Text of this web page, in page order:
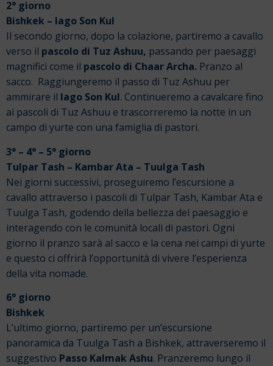
2° giorno
Bishkek – lago Son Kul
Il secondo giorno, dopo la colazione, partiremo a cavallo
verso il pascolo di Tuz Ashuu, passando per paesaggi
magnifici come il pascolo di Chaar Archa. Pranzo al
sacco. Raggiungeremo il passo di Tuz Ashuu per
ammirare il lago Son Kul. Continueremo a cavalcare fino
ai pascoli di Tuz Ashuu e trascorreremo la notte in un
campo di yurte con una famiglia di pastori.
3° – 4° – 5° giorno
Tulpar Tash – Kambar Ata – Tuulga Tash
Nei giorni successivi, proseguiremo l’escursione a
cavallo attraverso i pascoli di Tulpar Tash, Kambar Ata e
Tuulga Tash, godendo della bellezza del paesaggio e
interagendo con le comunità locali di pastori. Ogni
giorno il pranzo sarà al sacco e la cena nei campi di yurte
e questo ci offrirà l’opportunità di vivere l’esperienza
della vita nomade.
6° giorno
Bishkek
L’ultimo giorno, partiremo per un’escursione
panoramica da Tuulga Tash a Bishkek, attraverseremo il
suggestivo Passo Kalmak Ashu. Pranzeremo lungo il